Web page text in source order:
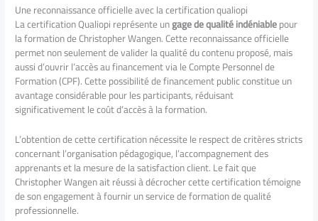
Une reconnaissance officielle avec la certification qualiopi
La certification Qualiopi représente ungage de qualité indéniablepour
la formation de Christopher Wangen. Cette reconnaissance officielle
permet non seulement de valider la qualité du contenu proposé, mais
aussi d’ouvrir l’accès au financement via le Compte Personnel de
Formation (CPF). Cette possibilité de financement public constitue un
avantage considérable pour les participants, réduisant
significativement le coût d’accès à la formation.
L’obtention de cette certification nécessite le respect de critères stricts
concernant l’organisation pédagogique, l’accompagnement des
apprenants et la mesure de la satisfaction client. Le fait que
Christopher Wangen ait réussi à décrocher cette certification témoigne
de son engagement à fournir un service de formation de qualité
professionnelle.